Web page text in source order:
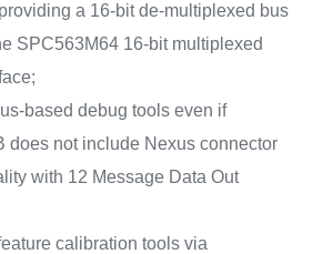
a 16-bit de-multiplexed bus
SPC563M64 16-bit multiplexed
based debug tools even if
does not include Nexus connector
with 12 Message Data Out
calibration tools via